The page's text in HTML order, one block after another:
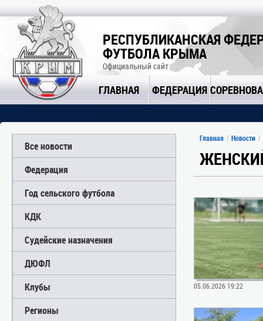
РЕСПУБЛИКАНСКАЯ
ФУТБОЛА КРЫМА
Официальный сайт
ГЛАВНАЯ ФЕДЕРАЦИЯ
Все новости
Федерация
Год сельского футбола
КДК
Судейские назначения
ДЮФЛ
Клубы
Регионы
Главная Новости
05.06.2026 19:22